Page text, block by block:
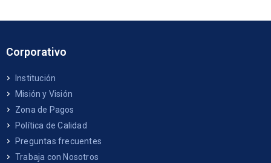
Corporativo
Institución
Misión y Visión
Zona de Pagos
Política de Calidad
Preguntas frecuentes
Trabaja con Nosotros